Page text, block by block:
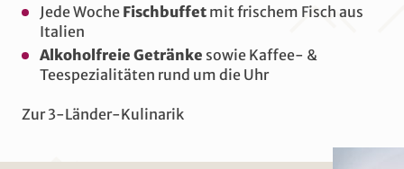
Gartnerkofelbahn (Kabinenbahn)*
Millennium-Express
(Kabinenbahn)*
Piccolo-Express
Geführte Wanderungen
Jede Woche Fischbuffet mit frischem Fisch aus
Italien
Alkoholfreie Getränke sowie Kaffee- &
Teespezialitäten rund um die Uhr
Zur 3-Länder-Kulinarik